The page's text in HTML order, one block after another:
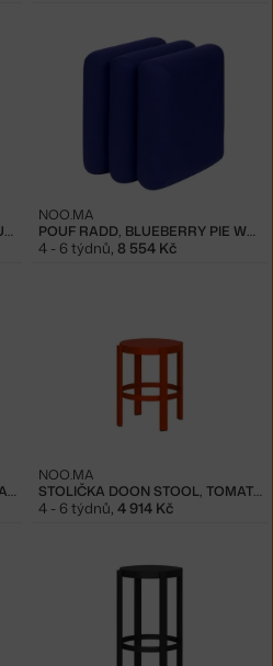
POUF RADD, CLOUD BEIGE BOUCLE POUF RADD, BLUEBERRY PIE WOOL
NOO.MA
4 - 6 týdnů, 8 554 Kč
STOLIČKA DOON STOOL, VULCANO BLACK STOLIČKA DOON STOOL, TOMATO RED
NOO.MA
4 - 6 týdnů, 4 914 Kč